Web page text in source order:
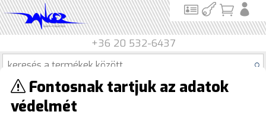
+36 20 532-6437
Termék kategóriák
Fontosnak tartjuk az adatok
védelmét